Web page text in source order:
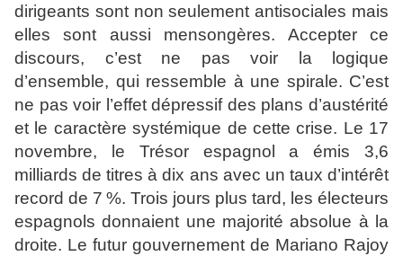
dirigeants sont non seulement antisociales mais
elles sont aussi mensongères. Accepter ce
discours, c’est ne pas voir la logique
d’ensemble, qui ressemble à une spirale. C’est
ne pas voir l’effet dépressif des plans d’austérité
et le caractère systémique de cette crise. Le 17
novembre, le Trésor espagnol a émis 3,6
milliards de titres à dix ans avec un taux d’intérêt
record de 7 %. Trois jours plus tard, les électeurs
espagnols donnaient une majorité absolue à la
droite. Le futur gouvernement de Mariano Rajoy